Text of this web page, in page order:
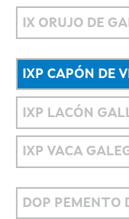
IX ORUJO DE
IXP CAPÓN DE
IXP LACÓN
IXP VACA
DOP PEMENTO